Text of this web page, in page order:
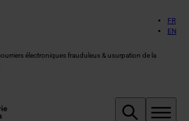
électroniques frauduleux & usurpation de la
FR
EN